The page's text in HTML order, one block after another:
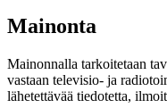
Mainonta
Mainonnalla tarkoitetaan
vastaan televisio- ja
lähetettävää tiedotetta,